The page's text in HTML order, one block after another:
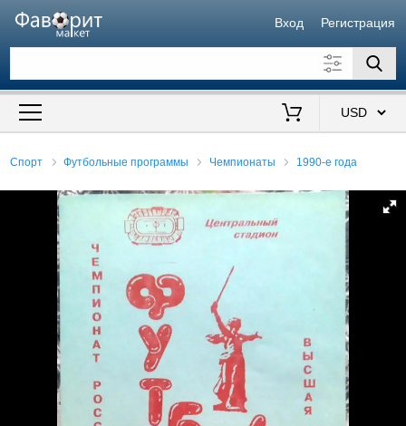
Вход Регистрация
Искать также в описании
Спорт Футбольные программы Чемпионаты 1990-е года